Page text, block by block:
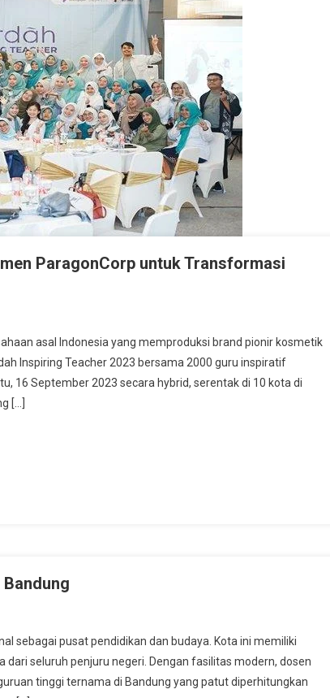
ParagonCorp untuk Transformasi
asal Indonesia yang memproduksi brand pionir kosmetik
Inspiring Teacher 2023 bersama 2000 guru inspiratif
16 September 2023 secara hybrid, serentak di 10 kota di
[…]
sebagai pusat pendidikan dan budaya. Kota ini memiliki
seluruh penjuru negeri. Dengan fasilitas modern, dosen
tinggi ternama di Bandung yang patut diperhitungkan